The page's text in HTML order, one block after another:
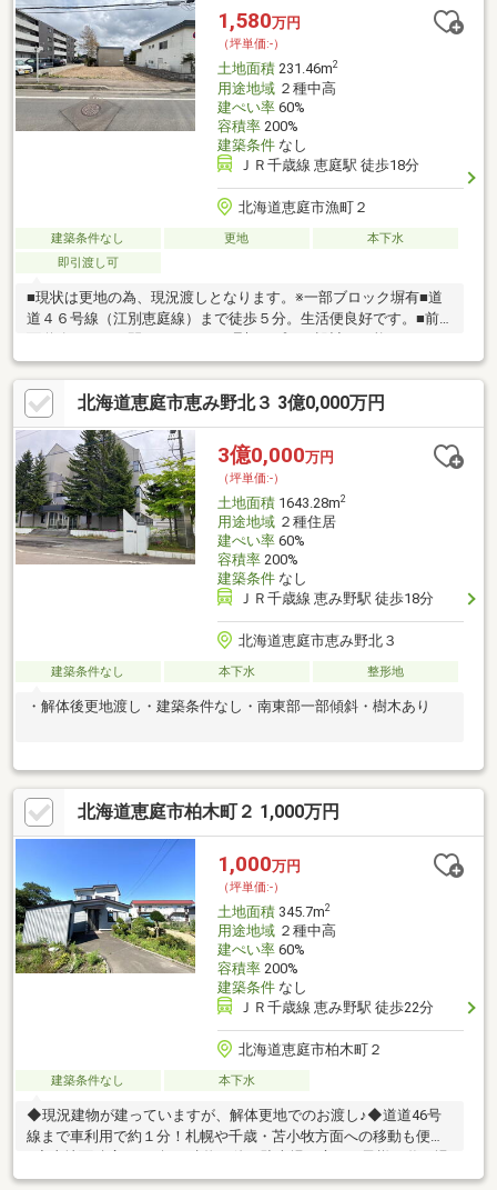
1,580万円
（坪単価:-）
土地面積231.46m2
用途地域２種中高
建ぺい率60%
容積率200%
建築条件なし
ＪＲ千歳線 恵庭駅 徒歩18分
北海道恵庭市漁町２
建築条件なし 更地
本下水
即引渡し可
■現状は更地の為、現況渡しとなります。※一部ブロック塀有■道
道４６号線（江別恵庭線）まで徒歩５分。生活便良好です。■前
面道路１６ｍ、間口も１１ｍと理想のプラン設計が可能です。
北海道恵庭市恵み野北３ 3億0,000万円
3億0,000万円
（坪単価:-）
土地面積1643.28m2
用途地域２種住居
建ぺい率60%
容積率200%
建築条件なし
ＪＲ千歳線 恵み野駅 徒歩18分
北海道恵庭市恵み野北３
建築条件なし 本下水 整形地
・解体後更地渡し・建築条件なし・南東部一部傾斜・樹木あり
北海道恵庭市柏木町２ 1,000万円
1,000万円
（坪単価:-）
土地面積345.7m2
用途地域２種中高
建ぺい率60%
容積率200%
建築条件なし
ＪＲ千歳線 恵み野駅 徒歩22分
北海道恵庭市柏木町２
建築条件なし 本下水
◆現況建物が建っていますが、解体更地でのお渡し♪◆道道46号
線まで車利用で約１分！札幌や千歳・苫小牧方面への移動も便利
や家庭用菜園等建築の幅が広がります♪◆コンビニまで徒歩７